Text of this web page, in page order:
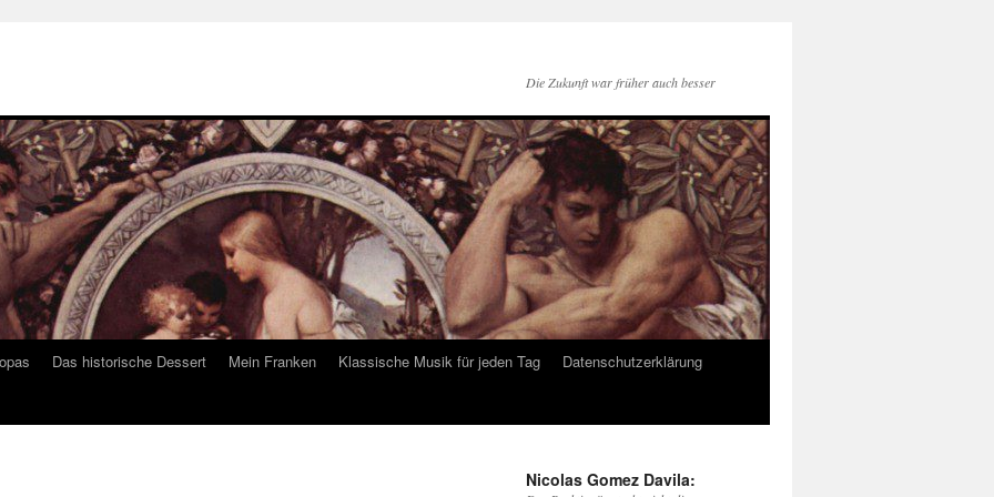
Die Zukunft war früher auch besser
Das historische Dessert Mein Franken Klassische Musik für jeden Tag
Datenschutzerklärung
Nicolas Gomez Davila: